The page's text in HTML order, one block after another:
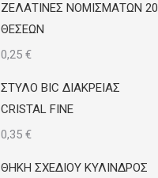
ΖΕΛΑΤΙΝΕΣ ΝΟΜΙΣΜΑΤΩΝ 20
ΘΕΣΕΩΝ
0,25 €
ΣΤΥΛΟ BIC ΔΙΑΚΡΕΙΑΣ
CRISTAL FINE
0,35 €
ΘΗΚΗ ΣΧΕΔΙΟΥ ΚΥΛΙΝΔΡΟΣ